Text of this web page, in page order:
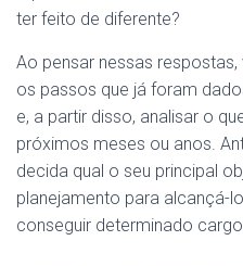
ter feito de diferente?
Ao pensar nessas
os passos que já foram
e, a partir disso, analisar o
próximos meses ou anos.
decida qual o seu principal
planejamento para alcançá-
conseguir determinado